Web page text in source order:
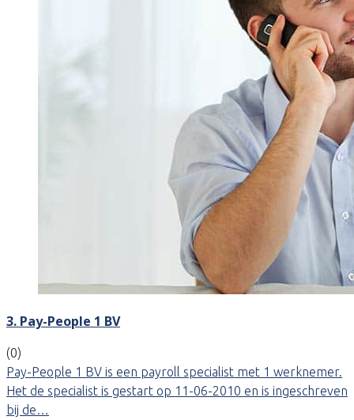
3. Pay-People 1 BV
(0)
Pay-People 1 BV is een payroll specialist met 1 werknemer.
Het de specialist is gestart op 11-06-2010 en is ingeschreven
bij de…